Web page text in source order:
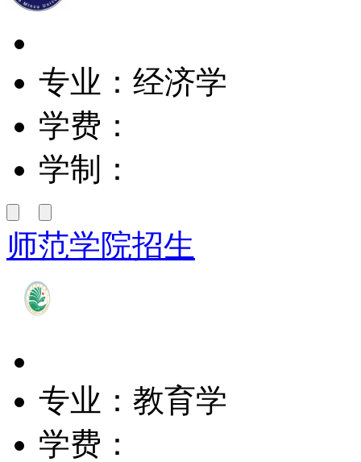
专业：经济学
学费：
学制：
师范学院招生
专业：教育学
学费：